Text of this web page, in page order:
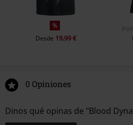
%
Desde 19,99 €
0 Opiniones
Dinos qué opinas de "Blood